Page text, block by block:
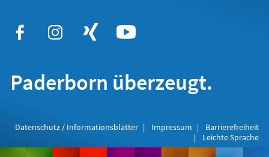
Paderborn überzeugt.
Datenschutz / Informationsblätter Impressum
Barrierefreiheit
Leichte Sprache